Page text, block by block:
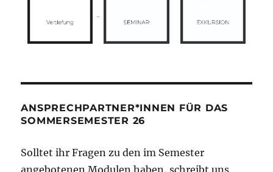
ANSPRECHPARTNER*INNEN FÜR DAS
SOMMERSEMESTER 26
Solltet ihr Fragen zu den im Semester